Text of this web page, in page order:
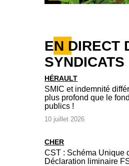
EN DIRECT
SYNDICATS
HÉRAULT
SMIC et indemnité
plus profond que le
publics !
10 juillet 2026
CHER
CST : Schéma Unique
Déclaration liminaire